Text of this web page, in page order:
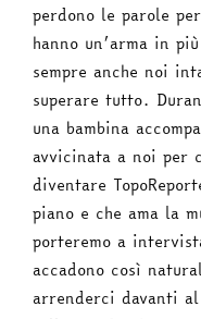
perdono le parole
hanno un’arma in
sempre anche noi
superare tutto.
una bambina
avvicinata a noi per
diventare
piano e che ama la
porteremo a
accadono così
arrenderci davanti